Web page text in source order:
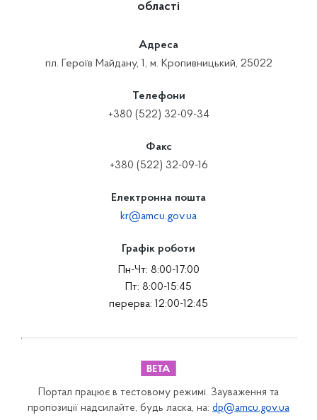
області
Адреса
пл. Героїв Майдану, 1, м. Кропивницький, 25022
Телефони
+380 (522) 32-09-34
Факс
+380 (522) 32-09-16
Електронна пошта
kr@amcu.gov.ua
Графік роботи
Пн-Чт: 8:00-17:00
Пт: 8:00-15:45
перерва: 12:00-12:45
Портал працює в тестовому режимі. Зауваження та
пропозиції надсилайте, будь ласка, на: dp@amcu.gov.ua